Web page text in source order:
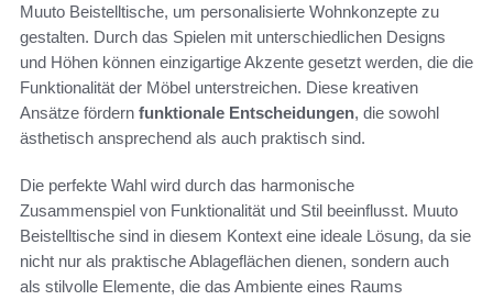
Muuto Beistelltische, um personalisierte Wohnkonzepte zu
gestalten. Durch das Spielen mit unterschiedlichen Designs
und Höhen können einzigartige Akzente gesetzt werden, die die
Funktionalität der Möbel unterstreichen. Diese kreativen
Ansätze fördern funktionale Entscheidungen, die sowohl
ästhetisch ansprechend als auch praktisch sind.
Die perfekte Wahl wird durch das harmonische
Zusammenspiel von Funktionalität und Stil beeinflusst. Muuto
Beistelltische sind in diesem Kontext eine ideale Lösung, da sie
nicht nur als praktische Ablageflächen dienen, sondern auch
als stilvolle Elemente, die das Ambiente eines Raums